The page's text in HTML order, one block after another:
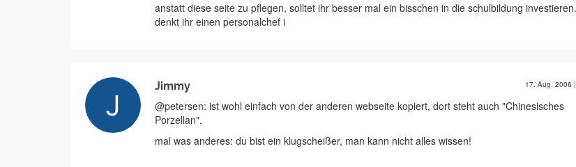
anstatt diese seite zu pflegen, solltet ihr besser mal ein bisschen in die schulbildung
denkt ihr einen personalchef i
Jimmy 17. Aug. 2006 |
@petersen: ist wohl einfach von der anderen webseite kopiert, dort steht auch "Chinesisches
Porzellan".
mal was anderes: du bist ein klugscheißer, man kann nicht alles wissen!